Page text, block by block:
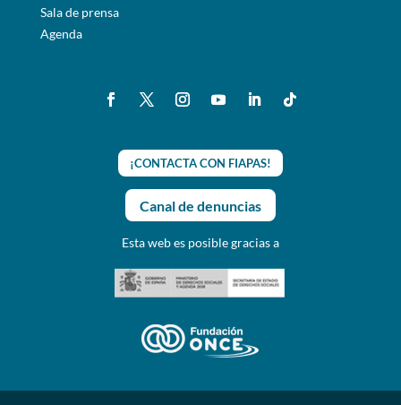
Sala de prensa
Agenda
¡CONTACTA CON FIAPAS!
Canal de denuncias
Esta web es posible gracias a